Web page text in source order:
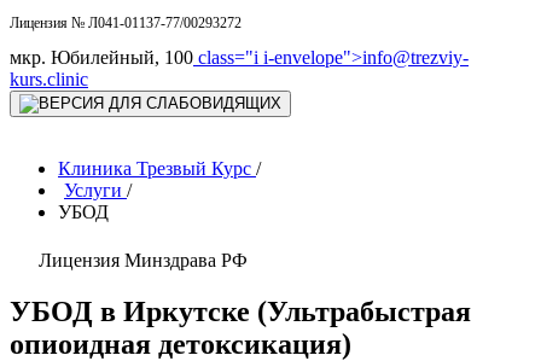
Лицензия № Л041-01137-77/00293272
мкр. Юбилейный, 100 class="i i-envelope">info@trezviy-
kurs.clinic
Клиника Трезвый Курс /
Услуги /
УБОД
Лицензия Минздрава РФ
УБОД в Иркутске (Ультрабыстрая
опиоидная детоксикация)